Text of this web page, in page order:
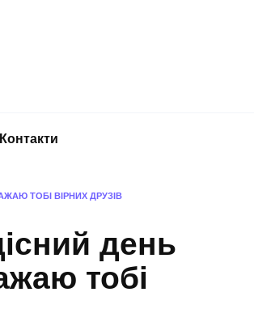
Контакти
ТОБІ ВІРНИХ ДРУЗІВ
день
тобі